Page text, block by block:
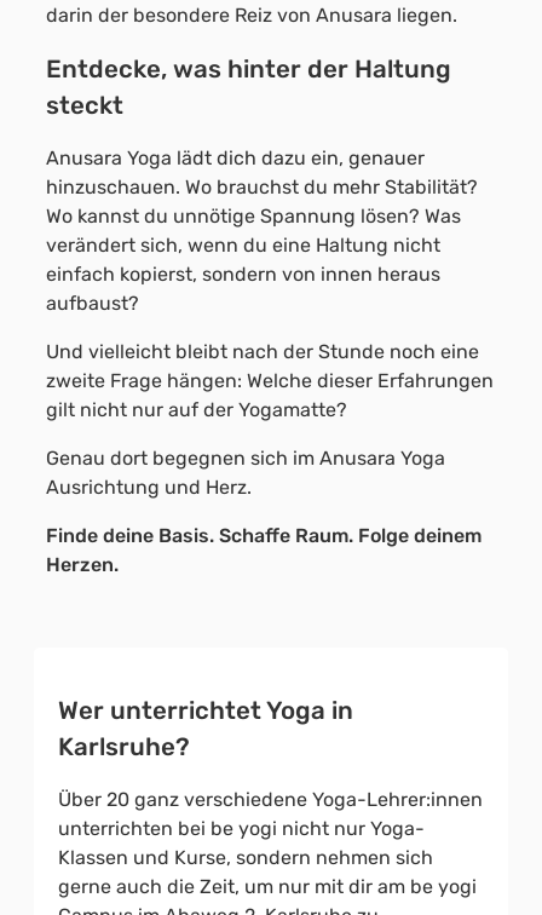
darin der besondere Reiz von Anusara liegen.
Entdecke, was hinter der Haltung
steckt
Anusara Yoga lädt dich dazu ein, genauer
hinzuschauen. Wo brauchst du mehr Stabilität?
Wo kannst du unnötige Spannung lösen? Was
verändert sich, wenn du eine Haltung nicht
einfach kopierst, sondern von innen heraus
aufbaust?
Und vielleicht bleibt nach der Stunde noch eine
zweite Frage hängen: Welche dieser Erfahrungen
gilt nicht nur auf der Yogamatte?
Genau dort begegnen sich im Anusara Yoga
Ausrichtung und Herz.
Finde deine Basis. Schaffe Raum. Folge deinem
Herzen.
Wer unterrichtet Yoga in
Karlsruhe?
Über 20 ganz verschiedene Yoga-Lehrer:innen
unterrichten bei be yogi nicht nur Yoga-
Klassen und Kurse, sondern nehmen sich
gerne auch die Zeit, um nur mit dir am be yogi